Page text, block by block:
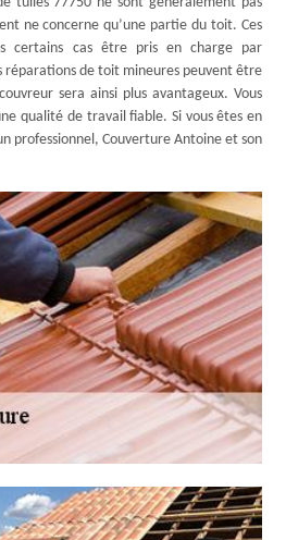
ne concerne qu’une partie du toit. Ces
certains cas être pris en charge par
réparations de toit mineures peuvent être
sera ainsi plus avantageux. Vous
qualité de travail fiable. Si vous êtes en
professionnel, Couverture Antoine et son